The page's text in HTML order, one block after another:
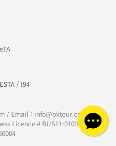
/ I94
/ Email : info@oktour.ca/ Travel
Licence # BUS11-01096 / TICO :